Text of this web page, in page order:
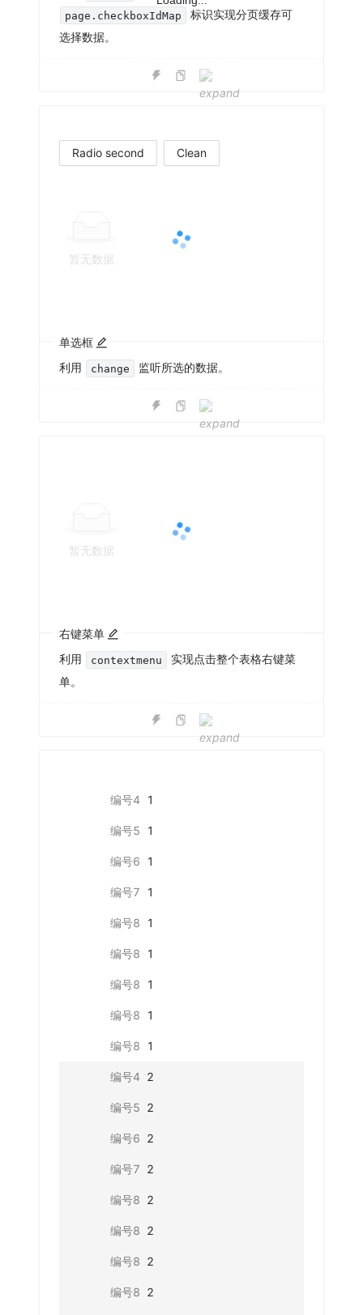
page.checkboxIdMap
标识实现分页缓存可
选择数据。
Radio second Clean
暂无数据
单选框
利用
change 监听所选的数据。
暂无数据
右键菜单
利用
contextmenu
实现点击整个表格右键菜
单。
编号4 1
编号5 1
编号6 1
编号7 1
编号8 1
编号8 1
编号8 1
编号8 1
编号8 1
编号4 2
编号5 2
编号6 2
编号7 2
编号8 2
编号8 2
编号8 2
编号8 2